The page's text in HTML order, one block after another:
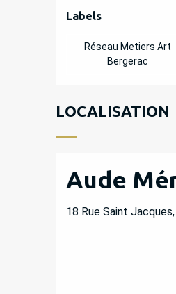
OFFRES
Labels
Labels
Réseau Metiers Art
Bergerac
LOCALISATION
Aude
18 Rue Saint